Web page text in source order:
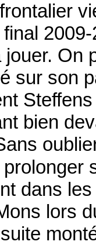
On
sur son
bien
dans
lors